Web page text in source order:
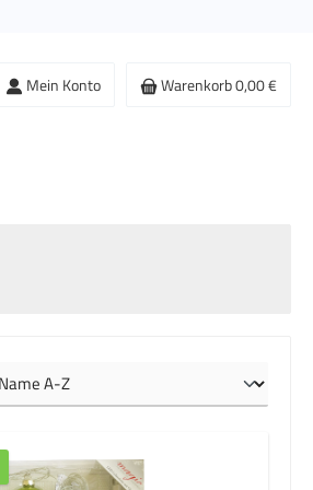
Mein Konto Warenkorb0,00 €